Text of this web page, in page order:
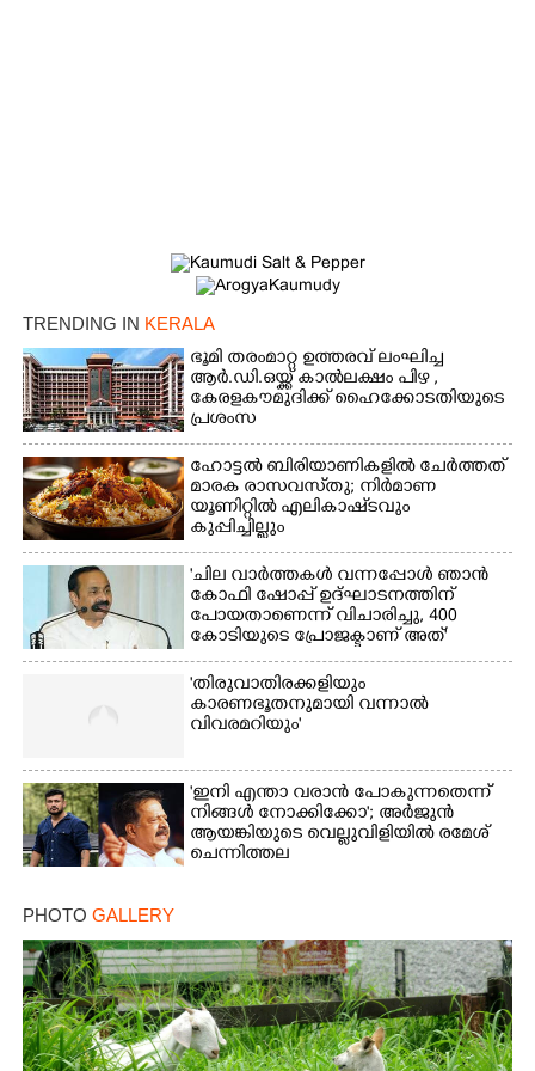
TRENDING IN KERALA
ഭൂമി തരംമാറ്റ ഉത്തരവ് ലംഘിച്ച
ആർ.ഡി.ഒയ്ക്ക് കാൽലക്ഷം പിഴ ,​
കേരളകൗമുദിക്ക് ഹൈക്കോടതിയുടെ
പ്രശംസ
ഹോട്ടൽ ബിരിയാണികളിൽ ചേർത്തത്
മാരക രാസവസ്‌തു; നിർമാണ
യൂണിറ്റിൽ എലികാഷ്‌ടവും
കുപ്പിച്ചില്ലും
'ചില വാർത്തകൾ വന്നപ്പോൾ ഞാൻ
കോഫി ഷോപ്പ് ഉദ്ഘാടനത്തിന്
പോയതാണെന്ന് വിചാരിച്ചു, 400
കോടിയുടെ പ്രോജക്ടാണ് അത്'
'തിരുവാതിരക്കളിയും
കാരണഭൂതനുമായി വന്നാൽ
വിവരമറിയും '
'ഇനി എന്താ വരാൻ പോകുന്നതെന്ന്
നിങ്ങൾ നോക്കിക്കോ'; അർജുൻ
ആയങ്കിയുടെ വെല്ലുവിളിയിൽ രമേശ്
ചെന്നിത്തല
PHOTO GALLERY